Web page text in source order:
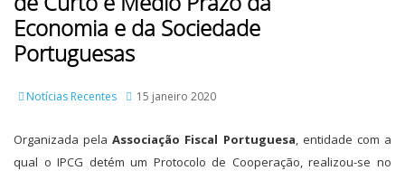
Economia e da Sociedade
Portuguesas
Notícias Recentes 15 janeiro 2020
Organizada pelaAssociação Fiscal Portuguesa, entidade com a
qual o IPCG detém um Protocolo de Cooperação, realizou-se no